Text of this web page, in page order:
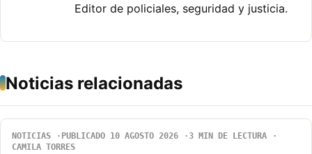
Editor de policiales, seguridad y justicia.
Noticias relacionadas
NOTICIAS PUBLICADO 10 AGOSTO 2026
3 MIN DE LECTURA
CAMILA TORRES